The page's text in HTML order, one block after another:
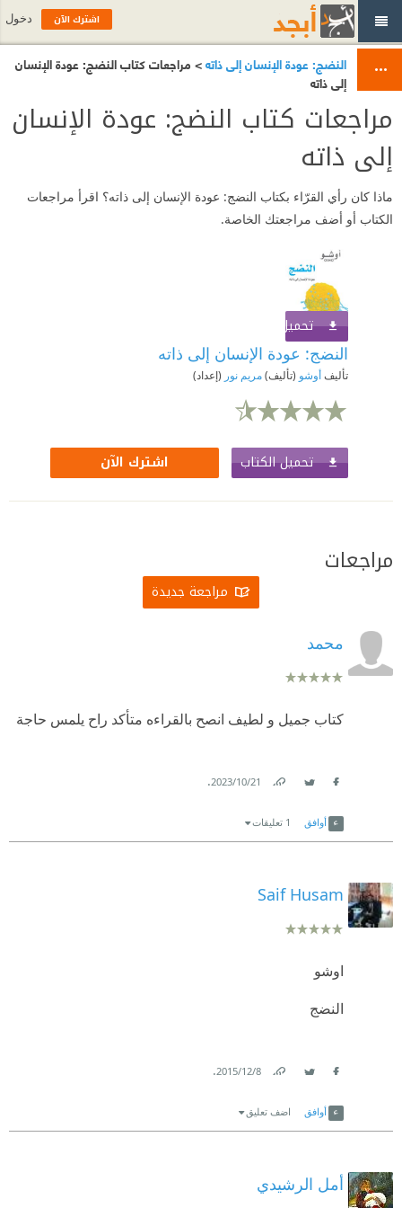
النضج: عودة الإنسان إلى ذاته> مراجعات كتاب النضج: عودة الإنسان
إلى ذاته
مراجعات كتاب النضج: عودة الإنسان
إلى ذاته
ماذا كان رأي القرّاء بكتاب النضج: عودة الإنسان إلى ذاته؟ اقرأ مراجعات
الكتاب أو أضف مراجعتك الخاصة.
تحميل الكتاب
النضج: عودة الإنسان إلى ذاته
تأليفأوشو (تأليف)مريم نور (إعداد)
تحميل الكتاب اشترك الآن
مراجعات
مراجعة جديدة
محمد
كتاب جميل و لطيف انصح بالقراءه متأكد راح يلمس حاجة
21‏/10‏/2023
.
أوافق 1 تعليقات
Saif Husam
اوشو
النضج
8‏/12‏/2015
.
أوافق اضف تعليق
أمل الرشيدي
اشترك الآن دخول